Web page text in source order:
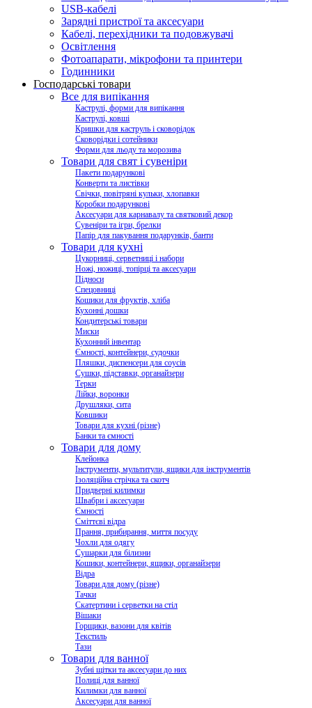
USB-кабелі
Зарядні пристрої та аксесуари
Кабелі, перехідники та подовжувачі
Освітлення
Фотоапарати, мікрофони та принтери
Годинники
Господарські товари
Все для випікання
Каструлі, форми для випікання
Каструлі, ковші
Кришки для каструль і сковорідок
Сковорідки і сотейники
Форми для льоду та морозива
Товари для свят і сувеніри
Пакети подарункові
Конверти та листівки
Свічки, повітряні кульки, хлопавки
Коробки подарункові
Аксесуари для карнавалу та святковий декор
Сувеніри та ігри, брелки
Папір для пакування подарунків, банти
Товари для кухні
Цукорниці, серветниці і набори
Ножі, ножиці, топірці та аксесуари
Підноси
Спецовниці
Кошики для фруктів, хліба
Кухонні дошки
Кондитерські товари
Миски
Кухонний інвентар
Ємності, контейнери, судочки
Пляшки, диспенсери для соусів
Сушки, підставки, органайзери
Терки
Лійки, воронки
Друшляки, сита
Ковшики
Товари для кухні (різне)
Банки та ємності
Товари для дому
Клейонка
Інструменти, мультитули, ящики для інструментів
Ізоляційна стрічка та скотч
Придверні килимки
Швабри і аксесуари
Ємності
Сміттєві відра
Прання, прибирання, миття посуду
Чохли для одягу
Сушарки для білизни
Кошики, контейнери, ящики, органайзери
Відра
Товари для дому (різне)
Тачки
Скатертини і серветки на стіл
Вішаки
Горщики, вазони для квітів
Текстиль
Тази
Товари для ванної
Зубні щітки та аксесуари до них
Полиці для ванної
Килимки для ванної
Аксесуари для ванної